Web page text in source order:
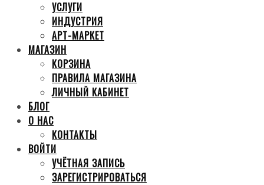
УСЛУГИ
ИНДУСТРИЯ
АРТ-МАРКЕТ
МАГАЗИН
КОРЗИНА
ПРАВИЛА МАГАЗИНА
ЛИЧНЫЙ КАБИНЕТ
БЛОГ
О НАС
КОНТАКТЫ
ВОЙТИ
УЧЁТНАЯ ЗАПИСЬ
ЗАРЕГИСТРИРОВАТЬСЯ